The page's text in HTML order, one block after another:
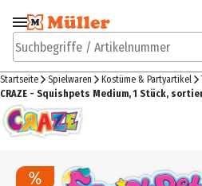
Zur Navigation
springen
Suchbegriffe / Artikelnummer
Startseite Spielwaren Kostüme & Partyartikel
CRAZE - Squishpets Medium, 1 Stück,